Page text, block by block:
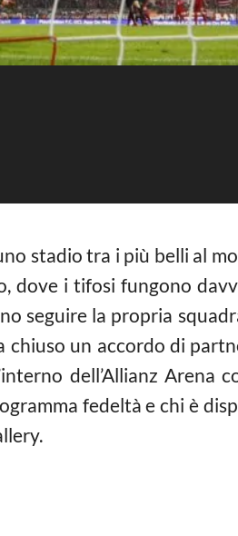
stadio tra i più belli al
dove i tifosi fungono
seguire la propria
un accordo di
dell’Allianz Arena
fedeltà e chi è